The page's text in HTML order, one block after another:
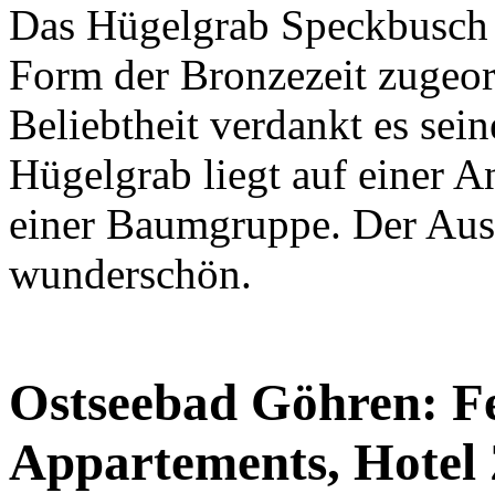
Das Hügelgrab
Form der Bronzezeit
Beliebtheit verdankt es
Hügelgrab liegt auf einer
einer Baumgruppe. Der
wunderschön.
Ostseebad Göhren:
Appartements,